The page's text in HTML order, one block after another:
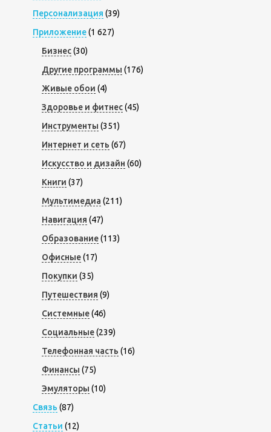
Персонализация (39)
Приложение(1 627)
Бизнес(30)
Другие программы (176)
Живые обои (4)
Здоровье и фитнес(45)
Инструменты (351)
Интернет и сеть (67)
Искусство и дизайн (60)
Книги (37)
Мультимедиа (211)
Навигация (47)
Образование(113)
Офисные(17)
Покупки (35)
Путешествия (9)
Системные(46)
Социальные(239)
Телефонная часть (16)
Финансы (75)
Эмуляторы (10)
Связь (87)
Статьи (12)